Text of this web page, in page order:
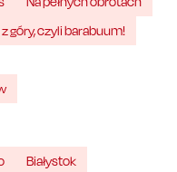
góry, czyli barabuum!
Białystok